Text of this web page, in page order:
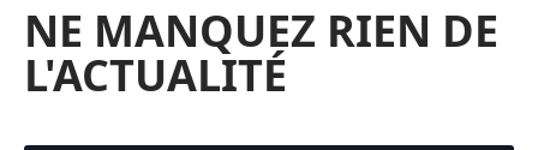
NE MANQUEZ RIEN DE
L'ACTUALITÉ